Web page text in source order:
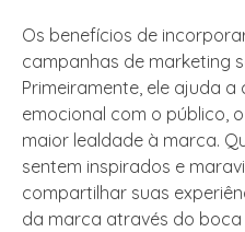
Os benefícios de
campanhas de marketing
Primeiramente, ele ajuda
emocional com o público,
maior lealdade à marca.
sentem inspirados e
compartilhar suas
da marca através do